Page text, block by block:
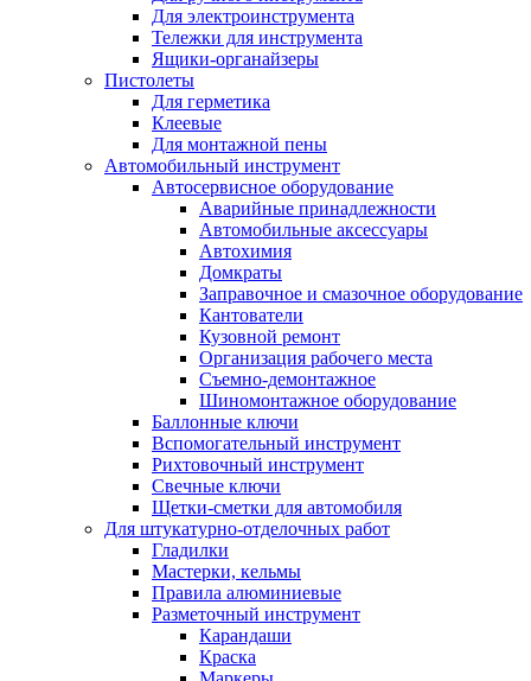
Для электроинструмента
Тележки для инструмента
Ящики-органайзеры
Пистолеты
Для герметика
Клеевые
Для монтажной пены
Автомобильный инструмент
Автосервисное оборудование
Аварийные принадлежности
Автомобильные аксессуары
Автохимия
Домкраты
Заправочное и смазочное оборудование
Кантователи
Кузовной ремонт
Организация рабочего места
Съемно-демонтажное
Шиномонтажное оборудование
Баллонные ключи
Вспомогательный инструмент
Рихтовочный инструмент
Свечные ключи
Щетки-сметки для автомобиля
Для штукатурно-отделочных работ
Гладилки
Мастерки, кельмы
Правила алюминиевые
Разметочный инструмент
Карандаши
Краска